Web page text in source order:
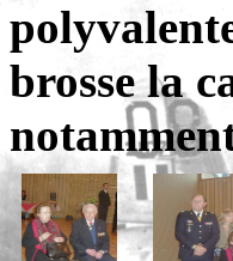
brosse la